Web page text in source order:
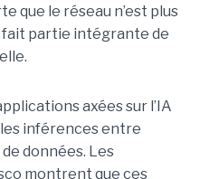
que le réseau n’est plus
fait partie intégrante de
axées sur l’IA
inférences entre
données. Les
montrent que ces